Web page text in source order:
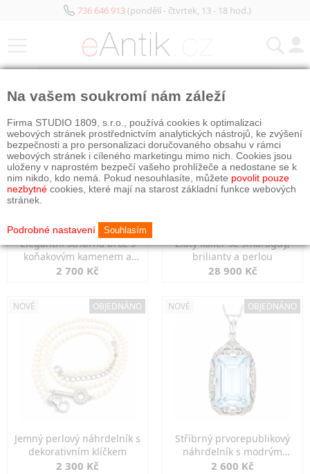
736 646 913(pondělí - čtvrtek, 13 - 18 hod.)
Elegantní stříbrná brož s
koňakovým kamenem a
markazity
2 700 Kč
Zlatý kolier se smaragdy,
brilianty a perlou
28 900 Kč
NOVÉ OBJEDNÁNO
Jemný perlový náhrdelník s
dekorativním klíčkem
2 300 Kč
NOVÉ OBJEDNÁNO
Stříbrný prvorepublikový
náhrdelník s modrým
spinelem
2 600 Kč
Na vašem soukromí nám záleží
Firma STUDIO 1809, s.r.o., používá cookies k optimalizaci
webových stránek prostřednictvím analytických nástrojů, ke zvýšení
bezpečnosti a pro personalizaci doručovaného obsahu v rámci
webových stránek i cíleného marketingu mimo nich. Cookies jsou
uloženy v naprostém bezpečí vašeho prohlížeče a nedostane se k
nim nikdo, kdo nemá. Pokud nesouhlasíte, můžete povolit pouze
nezbytné cookies, které mají na starost základní funkce webových
stránek.
Podrobné nastavení Souhlasím